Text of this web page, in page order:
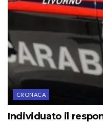
CRONACA
Individuato il